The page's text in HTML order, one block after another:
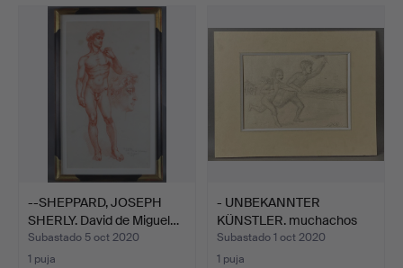
--SHEPPARD, JOSEPH
SHERLY. David de Miguel…
Subastado 5 oct 2020
1 puja
- UNBEKANNTER
KÜNSTLER. muchachos
que onde…
Subastado 1 oct 2020
1 puja